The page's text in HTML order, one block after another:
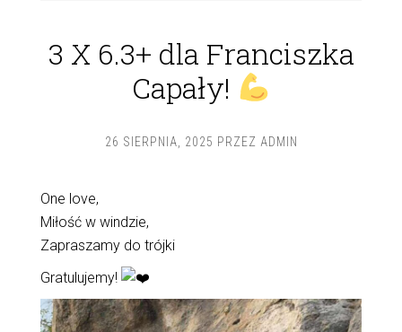
3 X 6.3+ dla Franciszka
Capały!
26 SIERPNIA, 2025 PRZEZ ADMIN
One love,
Miłość w windzie,
Zapraszamy do trójki
Gratulujemy!